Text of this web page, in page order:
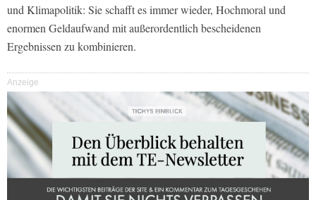
und Klimapolitik: Sie schafft es immer wieder, Hochmoral und
enormen Geldaufwand mit außerordentlich bescheidenen
Ergebnissen zu kombinieren.
Anzeige